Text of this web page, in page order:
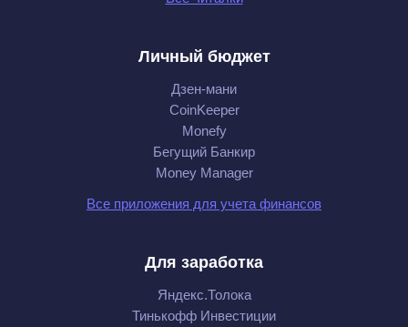
Личный бюджет
Дзен-мани
CoinKeeper
Monefy
Бегущий Банкир
Money Manager
Все приложения для учета финансов
Для заработка
Яндекс.Толока
Тинькофф Инвестиции